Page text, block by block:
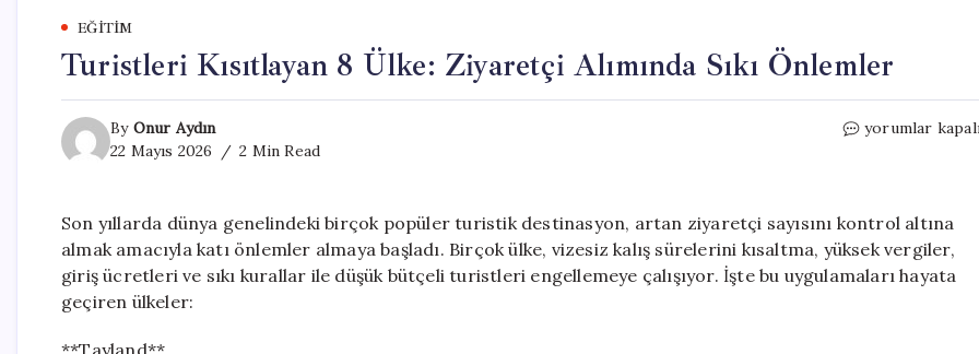
EĞITIM
Turistleri Kısıtlayan 8 Ülke: Ziyaretçi Alımında Sıkı Önlemler
By Onur Aydın
22 Mayıs 2026
2 Min Read
Turistleri
Ziyaretçi
Alımında
Sıkı
Önlemler
yorumlar
Son yıllarda dünya genelindeki birçok popüler turistik destinasyon, artan ziyaretçi sayısını kontrol altına
almak amacıyla katı önlemler almaya başladı. Birçok ülke, vizesiz kalış sürelerini kısaltma, yüksek vergiler,
giriş ücretleri ve sıkı kurallar ile düşük bütçeli turistleri engellemeye çalışıyor. İşte bu uygulamaları hayata
geçiren ülkeler:
**Tayland**